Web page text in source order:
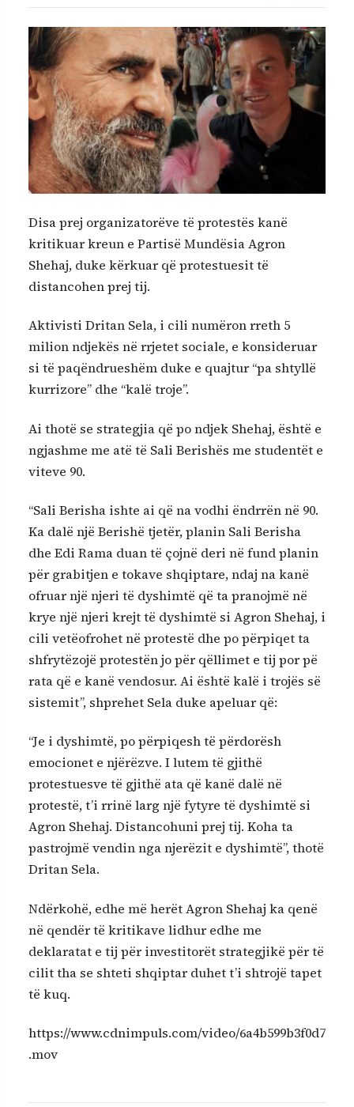
Disa prej organizatorëve të protestës kanë
kritikuar kreun e Partisë Mundësia Agron
Shehaj, duke kërkuar që protestuesit të
distancohen prej tij.
Aktivisti Dritan Sela, i cili numëron rreth 5
milion ndjekës në rrjetet sociale, e konsideruar
si të paqëndrueshëm duke e quajtur “pa shtyllë
kurrizore” dhe “kalë troje”.
Ai thotë se strategjia që po ndjek Shehaj, është e
ngjashme me atë të Sali Berishës me studentët e
viteve 90.
“Sali Berisha ishte ai që na vodhi ëndrrën në 90.
Ka dalë një Berishë tjetër, planin Sali Berisha
dhe Edi Rama duan të çojnë deri në fund planin
për grabitjen e tokave shqiptare, ndaj na kanë
ofruar një njeri të dyshimtë që ta pranojmë në
krye një njeri krejt të dyshimtë si Agron Shehaj, i
cili vetëofrohet në protestë dhe po përpiqet ta
shfrytëzojë protestën jo për qëllimet e tij por pë
rata që e kanë vendosur. Ai është kalë i trojës së
sistemit”, shprehet Sela duke apeluar që:
“Je i dyshimtë, po përpiqesh të përdorësh
emocionet e njërëzve. I lutem të gjithë
protestuesve të gjithë ata që kanë dalë në
protestë, t’i rrinë larg një fytyre të dyshimtë si
Agron Shehaj. Distancohuni prej tij. Koha ta
pastrojmë vendin nga njerëzit e dyshimtë”, thotë
Dritan Sela.
Ndërkohë, edhe më herët Agron Shehaj ka qenë
në qendër të kritikave lidhur edhe me
deklaratat e tij për investitorët strategjikë për të
cilit tha se shteti shqiptar duhet t’i shtrojë tapet
të kuq.
https://www.cdnimpuls.com/video/6a4b599b3f0d7
.mov